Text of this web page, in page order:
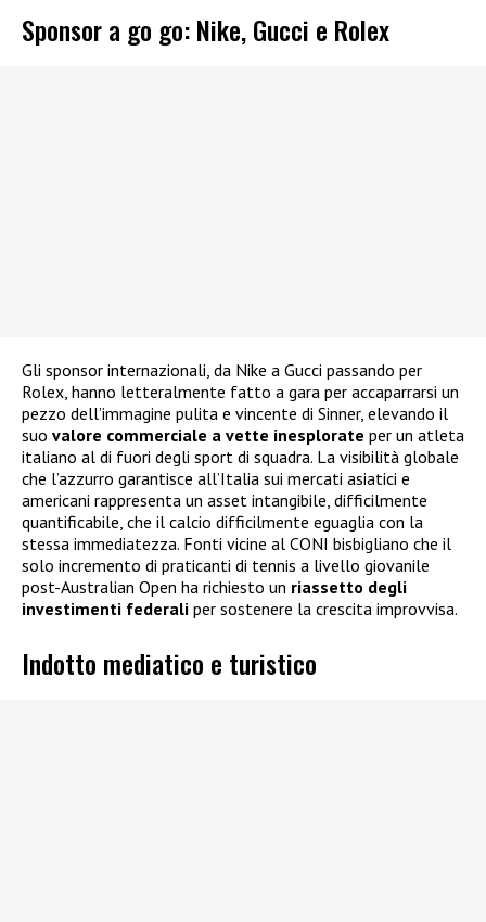
Sponsor a go go: Nike, Gucci e Rolex
Gli sponsor internazionali, da Nike a Gucci passando per
Rolex, hanno letteralmente fatto a gara per accaparrarsi un
pezzo dell’immagine pulita e vincente di Sinner, elevando il
suo valore commerciale a vette inesplorate per un atleta
italiano al di fuori degli sport di squadra. La visibilità globale
che l’azzurro garantisce all’Italia sui mercati asiatici e
americani rappresenta un asset intangibile, difficilmente
quantificabile, che il calcio difficilmente eguaglia con la
stessa immediatezza. Fonti vicine al CONI bisbigliano che il
solo incremento di praticanti di tennis a livello giovanile
post-Australian Open ha richiesto un riassetto degli
investimenti federali per sostenere la crescita improvvisa.
Indotto mediatico e turistico